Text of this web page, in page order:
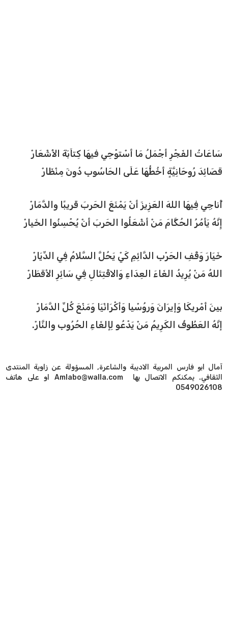
سَاعَاتُ الفَجْرِ أجْمَلُ مَا أسْتوْحِي فيهَا كِتاَبَةَ الأَشْعَارْ
قصَائِدَ رُوحَانِيَّةٍ أخُطُّهَا عَلَى الحَاسُوبِ دُونَ مِنْظَارْ
أُناجِي فِيهَا اللهَ العَزِيزَ أنْ يَمْنَعَ الحَربَ قَريبًا والدَّمَارْ
إِنَّهُ يَأمُرُ الحُكَّامَ مَنْ أشْعَلُوا الحَربَ أنْ يُحْسِنُوا الخَيارْ
خَيَارَ وَقْفِ الحَرْبِ الدَّائِمِ كَيْ يَحُلَّ السَّلامُ فِي الدِّيَارْ
اللهُ مَنْ يُرِيدُ الغَاءَ العِدَاءِ وَالاقْتِتَالِ فِي سَائِرِ الأقطَارْ
بينَ أمْريكَا وَإيرَانَ وَروُسْيا وَأكْرَانْيَا وَمَنْعَ كُلِّ الدَّمَارْ
إنَّهُ العَطُوفُ الكَرِيمُ مَنْ يَدْعُو لِإلغَاءِ الحُرُوبِ والنَّارْ.
آمال ابو فارس المربية الاديبة والشاعرة, المسؤولة عن زاوية المنتدى
الثقافي. يمكنكم الاتصال بها Amlabo@walla.com او على هاتف
0549026108